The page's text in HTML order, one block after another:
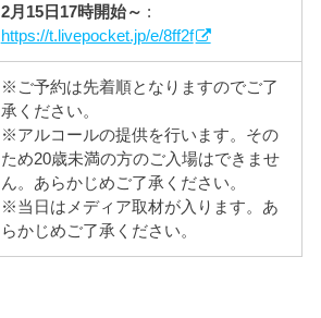
2月15日17時開始～ :
https://t.livepocket.jp/e/8ff2f
※ご予約は先着順となりますのでご了
承ください。
※アルコールの提供を行います。その
ため20歳未満の方のご入場はできませ
ん。あらかじめご了承ください。
※当日はメディア取材が入ります。あ
らかじめご了承ください。